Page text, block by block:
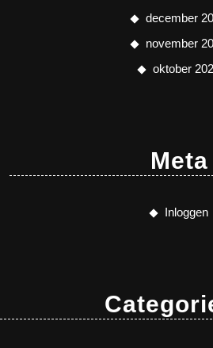
december
november
oktober
Meta
Inloggen